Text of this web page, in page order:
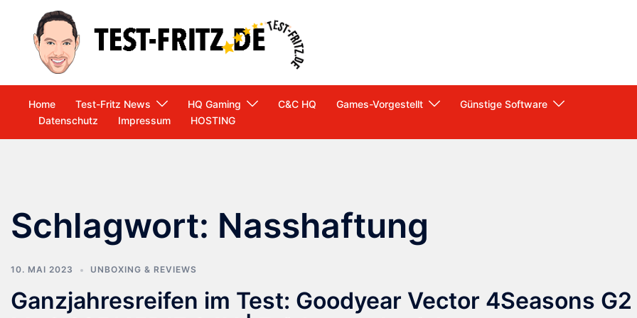
springen
Home Test-Fritz News HQ Gaming C&C HQ Games-Vorgestellt
Günstige Software
Datenschutz
Impressum HOSTING
Schlagwort: Nasshaftung
10. MAI 2023 UNBOXING & REVIEWS
Ganzjahresreifen im Test: Goodyear Vector 4Seasons G2